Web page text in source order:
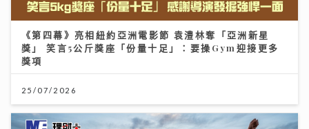
《第四幕》亮相紐約亞洲電影節 袁澧林奪「亞洲新星
獎」 笑言5公斤獎座「份量十足」：要操Gym迎接更多
獎項
25/07/2026